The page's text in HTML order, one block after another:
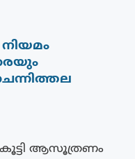
ആസൂത്രണം